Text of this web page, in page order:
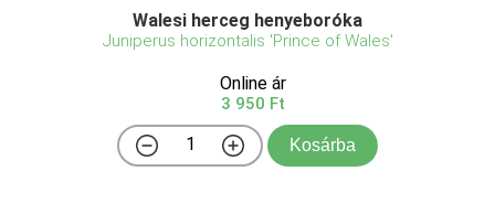
Walesi herceg henyeboróka
Juniperus horizontalis 'Prince of Wales'
Online ár
3 950 Ft
Kosárba